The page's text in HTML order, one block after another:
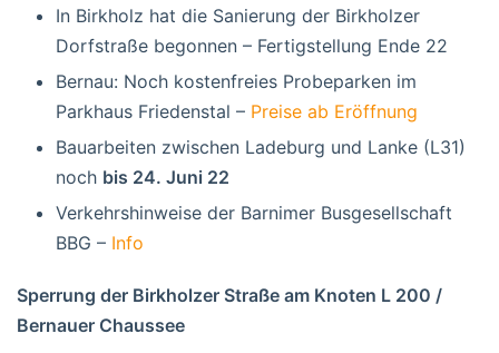
In Birkholz hat die Sanierung der Birkholzer
Dorfstraße begonnen – Fertigstellung Ende 22
Bernau: Noch kostenfreies Probeparken im
Parkhaus Friedenstal – Preise ab Eröffnung
Bauarbeiten zwischen Ladeburg und Lanke (L31)
noch bis 24. Juni 22
Verkehrshinweise der Barnimer Busgesellschaft
BBG – Info
Sperrung der Birkholzer Straße am Knoten L 200 /
Bernauer Chaussee